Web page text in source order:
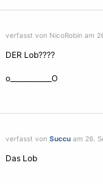
verfasst von NicoRobin am
DER Lob????
o____________O
verfasst von Succu am 26.
Das Lob